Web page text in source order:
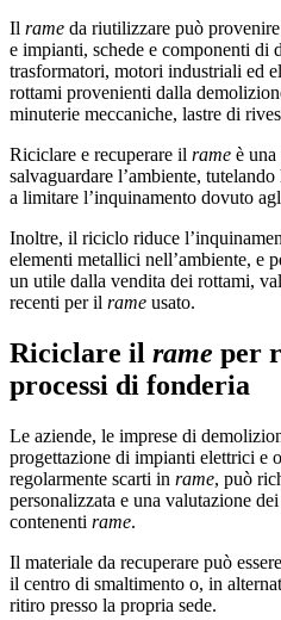
Il rame da riutilizzare può
e impianti, schede e componenti
trasformatori, motori industriali ed
rottami provenienti dalla
minuterie meccaniche, lastre di
Riciclare e recuperare il rame è una
salvaguardare l’ambiente,
a limitare l’inquinamento dovuto
Inoltre, il riciclo riduce
elementi metallici nell’ambiente, e
un utile dalla vendita dei rottami,
recenti per il rame usato.
Riciclare il rame per
processi di fonderia
Le aziende, le imprese di
progettazione di impianti elettrici e
regolarmente scarti in rame, può
personalizzata e una valutazione
contenenti rame.
Il materiale da recuperare può
il centro di smaltimento o, in
ritiro presso la propria sede.